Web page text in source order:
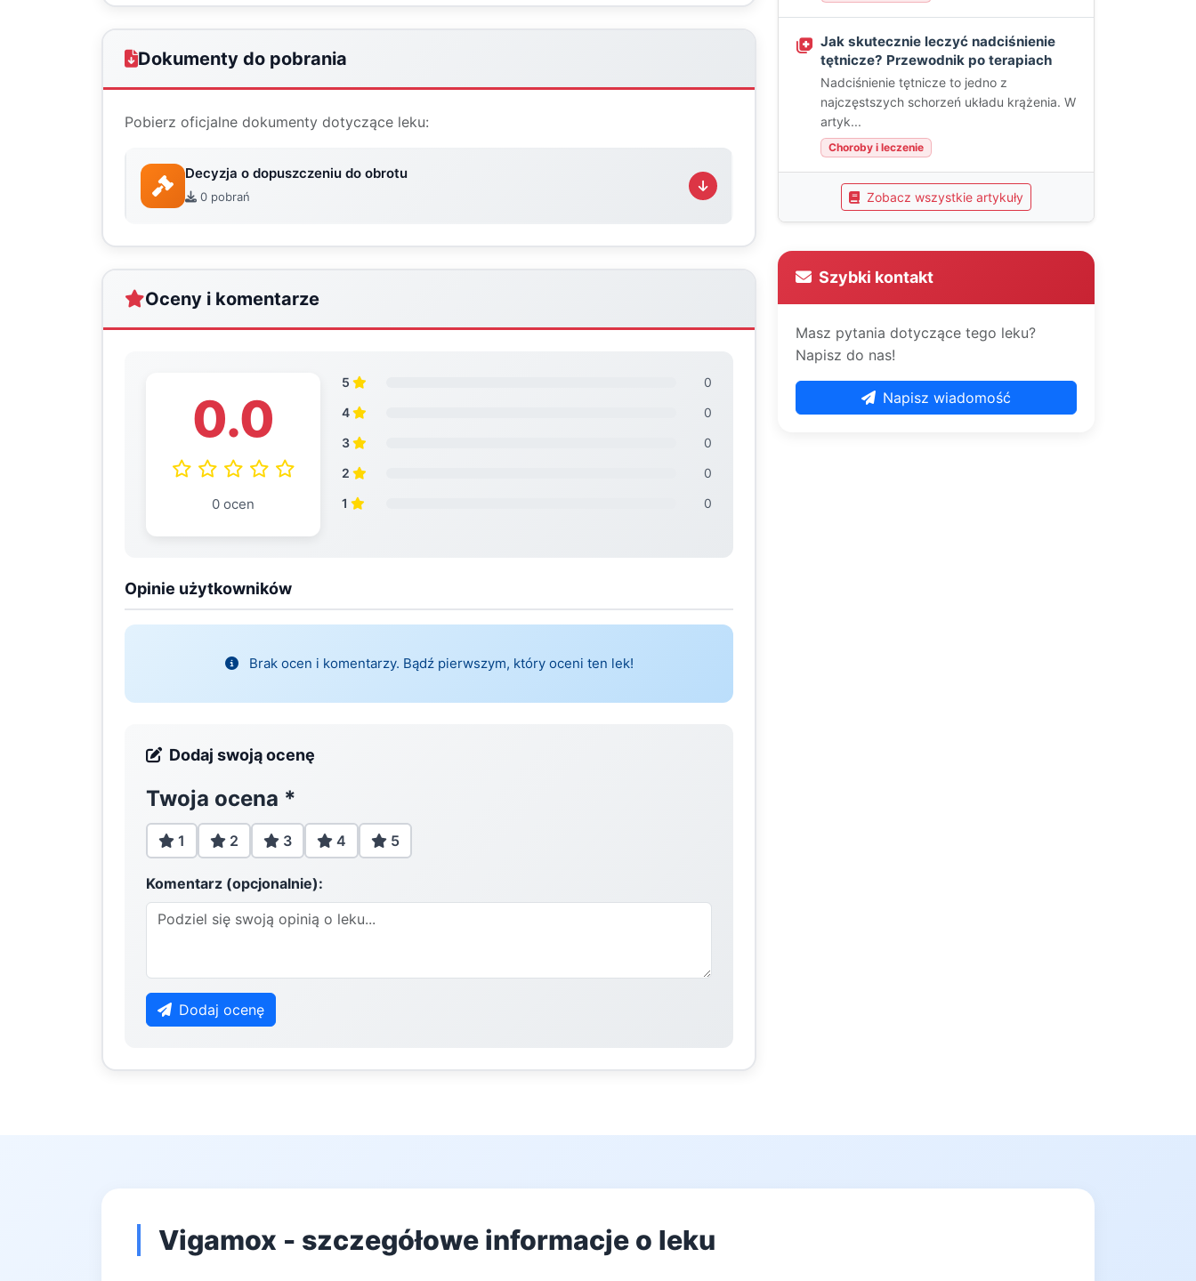
Dokumenty do pobrania
Pobierz oficjalne dokumenty dotyczące leku:
Decyzja o dopuszczeniu do obrotu
0 pobrań
Oceny i komentarze
0.0
0 ocen
5
0
4
0
3
0
2
0
1
0
Opinie użytkowników
Brak ocen i komentarzy. Bądź pierwszym, który oceni ten lek!
Dodaj swoją ocenę
Twoja ocena *
1 2 3 4 5
Komentarz (opcjonalnie):
Dodaj ocenę
Jak skutecznie leczyć nadciśnienie
tętnicze? Przewodnik po terapiach
Nadciśnienie tętnicze to jedno z
najczęstszych schorzeń układu krążenia. W
artyk...
Choroby i leczenie
Zobacz wszystkie artykuły
Szybki kontakt
Masz pytania dotyczące tego leku?
Napisz do nas!
Napisz wiadomość
Vigamox - szczegółowe informacje o leku